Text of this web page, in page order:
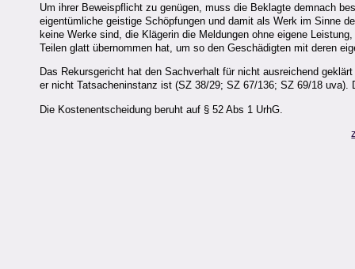
Um ihrer Beweispflicht zu genügen, muss die Beklagte demnach
eigentümliche geistige Schöpfungen und damit als Werk im Sinne
keine Werke sind, die Klägerin die Meldungen ohne eigene
Teilen glatt übernommen hat, um so den Geschädigten mit deren
Das Rekursgericht hat den Sachverhalt für nicht ausreichend
er nicht Tatsacheninstanz ist (SZ 38/29; SZ 67/136; SZ 69/18 uva).
Die Kostenentscheidung beruht auf § 52 Abs 1 UrhG.